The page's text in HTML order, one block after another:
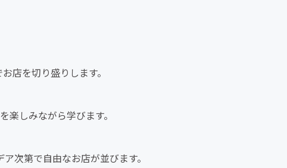
店を切り盛りします。
楽しみながら学びます。
次第で自由なお店が並びます。